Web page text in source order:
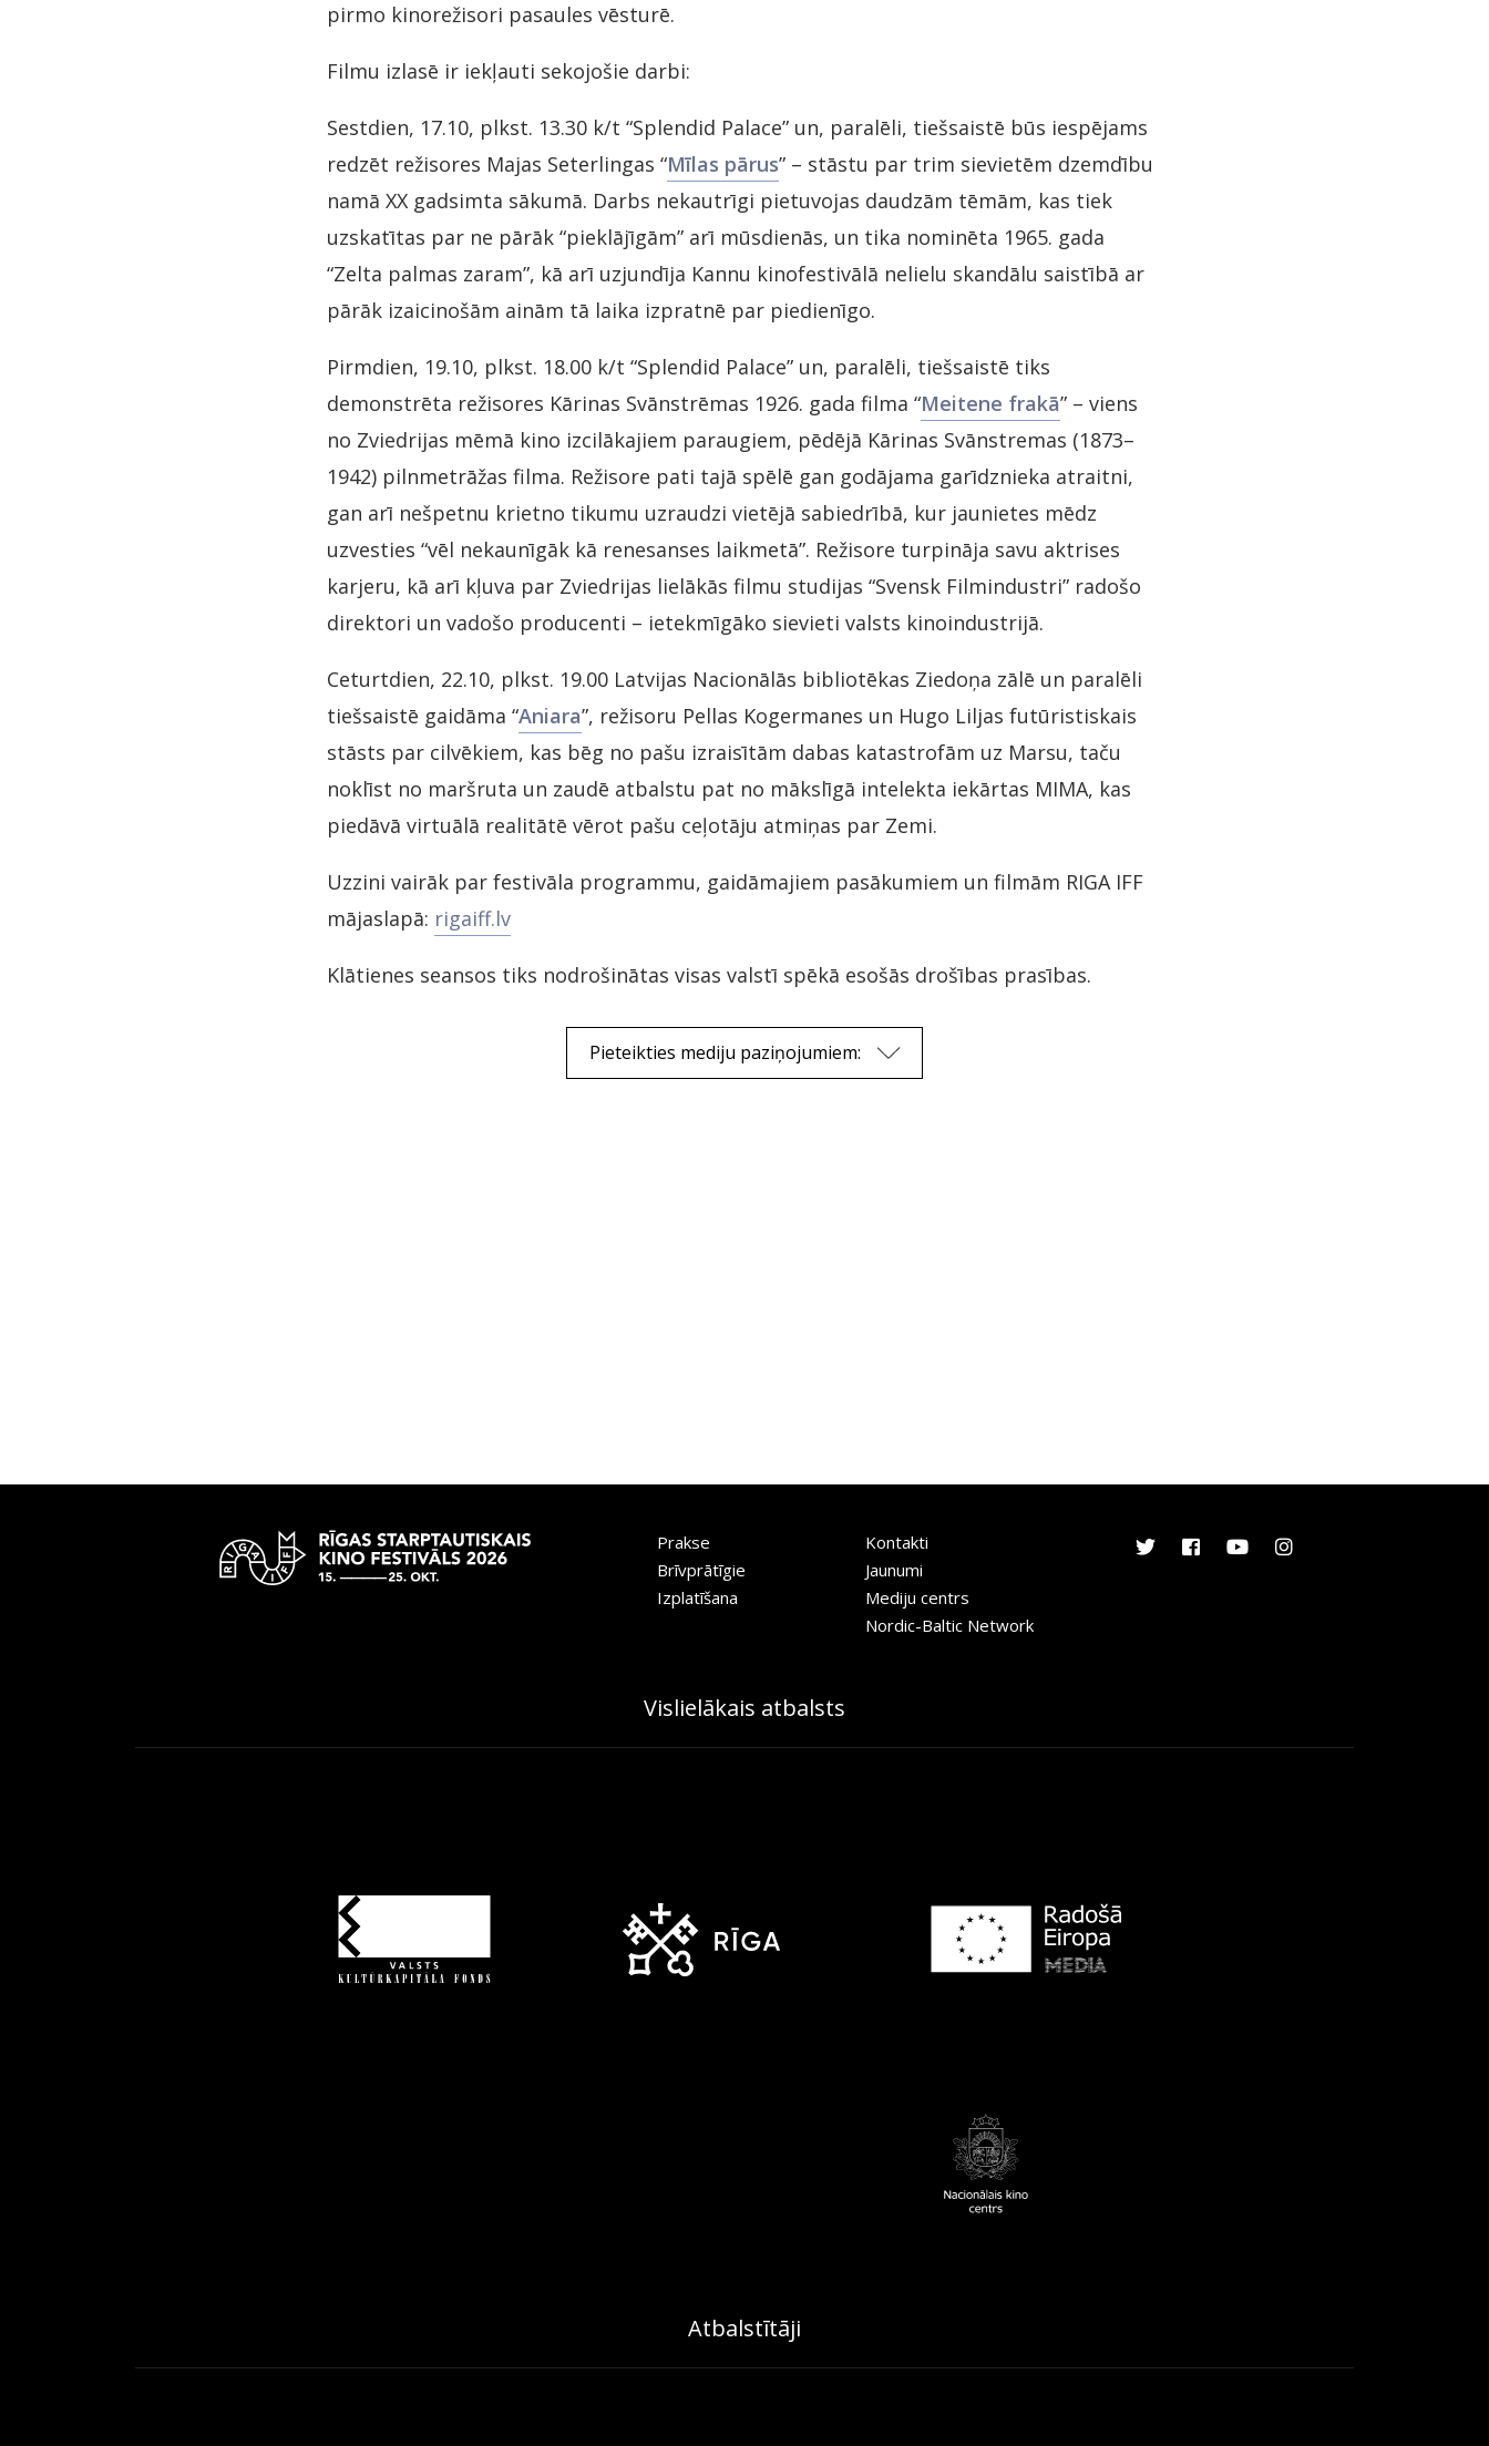
pirmo kinorežisori pasaules vēsturē.
Filmu izlasē ir iekļauti sekojošie darbi:
Sestdien, 17.10, plkst. 13.30 k/t “Splendid Palace” un, paralēli, tiešsaistē būs iespējams
redzēt režisores Majas Seterlingas “Mīlas pārus” – stāstu par trim sievietēm dzemdību
namā XX gadsimta sākumā. Darbs nekautrīgi pietuvojas daudzām tēmām, kas tiek
uzskatītas par ne pārāk “pieklājīgām” arī mūsdienās, un tika nominēta 1965. gada
“Zelta palmas zaram”, kā arī uzjundīja Kannu kinofestivālā nelielu skandālu saistībā ar
pārāk izaicinošām ainām tā laika izpratnē par piedienīgo.
Pirmdien, 19.10, plkst. 18.00 k/t “Splendid Palace” un, paralēli, tiešsaistē tiks
demonstrēta režisores Kārinas Svānstrēmas 1926. gada filma “Meitene frakā” – viens
no Zviedrijas mēmā kino izcilākajiem paraugiem, pēdējā Kārinas Svānstremas (1873–
1942) pilnmetrāžas filma. Režisore pati tajā spēlē gan godājama garīdznieka atraitni,
gan arī nešpetnu krietno tikumu uzraudzi vietējā sabiedrībā, kur jaunietes mēdz
uzvesties “vēl nekaunīgāk kā renesanses laikmetā”. Režisore turpināja savu aktrises
karjeru, kā arī kļuva par Zviedrijas lielākās filmu studijas “Svensk Filmindustri” radošo
direktori un vadošo producenti – ietekmīgāko sievieti valsts kinoindustrijā.
Ceturtdien, 22.10, plkst. 19.00 Latvijas Nacionālās bibliotēkas Ziedoņa zālē un paralēli
tiešsaistē gaidāma “Aniara”, režisoru Pellas Kogermanes un Hugo Liljas futūristiskais
stāsts par cilvēkiem, kas bēg no pašu izraisītām dabas katastrofām uz Marsu, taču
noklīst no maršruta un zaudē atbalstu pat no mākslīgā intelekta iekārtas MIMA, kas
piedāvā virtuālā realitātē vērot pašu ceļotāju atmiņas par Zemi.
Uzzini vairāk par festivāla programmu, gaidāmajiem pasākumiem un filmām RIGA IFF
mājaslapā: rigaiff.lv
Klātienes seansos tiks nodrošinātas visas valstī spēkā esošās drošības prasības.
Pieteikties mediju paziņojumiem:
Prakse
Brīvprātīgie
Izplatīšana
Kontakti
Jaunumi
Mediju centrs
Nordic-Baltic Network
Vislielākais atbalsts
Atbalstītāji